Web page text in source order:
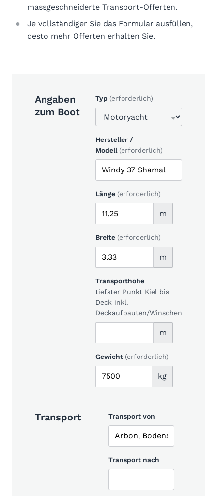
massgeschneiderte Transport-Offerten.
Je vollständiger Sie das Formular ausfüllen,
desto mehr Offerten erhalten Sie.
Angaben
zum Boot
Typ (erforderlich)
Hersteller /
Modell (erforderlich)
Länge (erforderlich)
m
Breite (erforderlich)
m
Transporthöhe
tiefster Punkt Kiel bis
Deck inkl.
Deckaufbauten/Winschen
m
Gewicht (erforderlich)
kg
Transport Transport von
Transport nach